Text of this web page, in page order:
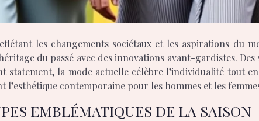
du passé avec des innovations avant-gardistes.
statement, la mode actuelle célèbre l’individualité tout
l’esthétique contemporaine pour les hommes et les
EMBLÉMATIQUES DE LA SAISON